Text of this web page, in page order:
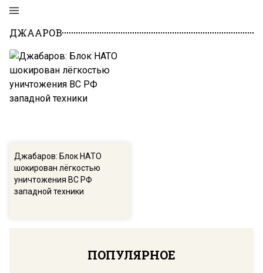
ДЖААРОВ
Джабаров: Блок НАТО
шокирован лёгкостью
уничтожения ВС РФ
западной техники
ПОПУЛЯРНОЕ